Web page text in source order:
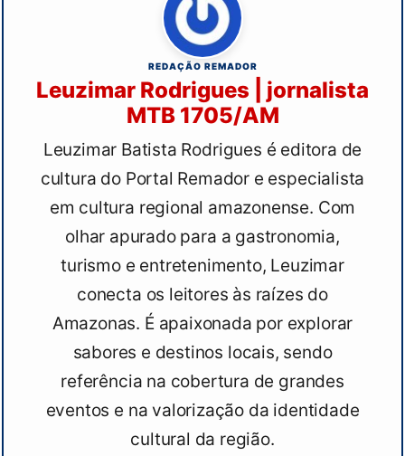
REDAÇÃO REMADOR
Leuzimar Rodrigues | jornalista
MTB 1705/AM
Leuzimar Batista Rodrigues é editora de
cultura do Portal Remador e especialista
em cultura regional amazonense. Com
olhar apurado para a gastronomia,
turismo e entretenimento, Leuzimar
conecta os leitores às raízes do
Amazonas. É apaixonada por explorar
sabores e destinos locais, sendo
referência na cobertura de grandes
eventos e na valorização da identidade
cultural da região.